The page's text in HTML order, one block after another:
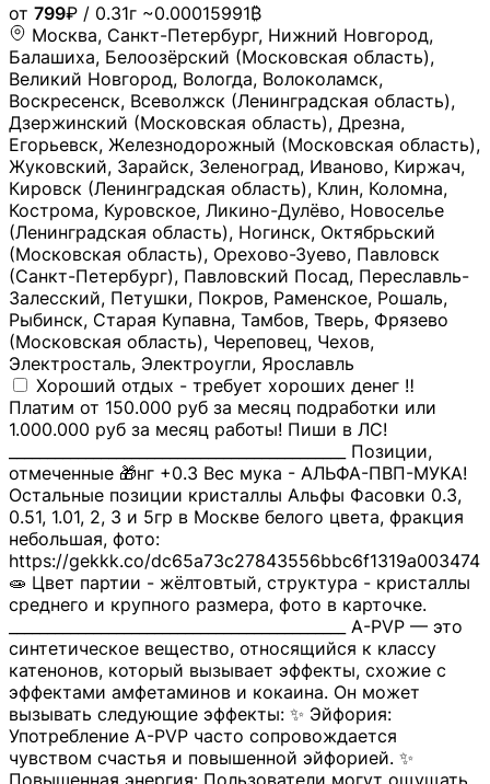
от 799₽ / 0.31г ~0.00015991₿
Москва, Санкт-Петербург, Нижний Новгород,
Балашиха, Белоозёрский (Московская область),
Великий Новгород, Вологда, Волоколамск,
Воскресенск, Всеволжск (Ленинградская область),
Дзержинский (Московская область), Дрезна,
Егорьевск, Железнодорожный (Московская область),
Жуковский, Зарайск, Зеленоград, Иваново, Киржач,
Кировск (Ленинградская область), Клин, Коломна,
Кострома, Куровское, Ликино-Дулёво, Новоселье
(Ленинградская область), Ногинск, Октябрьский
(Московская область), Орехово-Зуево, Павловск
(Санкт-Петербург), Павловский Посад, Переславль-
Залесский, Петушки, Покров, Раменское, Рошаль,
Рыбинск, Старая Купавна, Тамбов, Тверь, Фрязево
(Московская область), Череповец, Чехов,
Электросталь, Электроугли, Ярославль
Хороший отдых - требует хороших денег ‼️
Платим от 150.000 руб за месяц подработки или
1.000.000 руб за месяц работы! Пиши в ЛС!
____________________________________________ Позиции,
отмеченные 🎁нг +0.3 Вес мука - АЛЬФА-ПВП-МУКА!
Остальные позиции кристаллы Альфы Фасовки 0.3,
0.51, 1.01, 2, 3 и 5гр в Москве белого цвета, фракция
небольшая, фото:
https://gekkk.co/dc65a73c27843556bbc6f1319a003474
🧫 Цвет партии - жёлтовтый, структура - кристаллы
среднего и крупного размера, фото в карточке.
____________________________________________ A-PVP — это
синтетическое вещество, относящийся к классу
катенонов, который вызывает эффекты, схожие с
эффектами амфетаминов и кокаина. Он может
вызывать следующие эффекты: ✨ Эйфория:
Употребление A-PVP часто сопровождается
чувством счастья и повышенной эйфорией. ✨
Повышенная энергия: Пользователи могут ощущать